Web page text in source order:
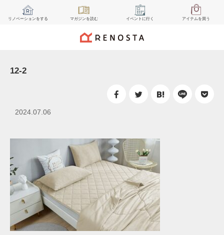
リノベーションをする マガジンを読む イベント に行く アイテムを買う
12-2
2024.07.06